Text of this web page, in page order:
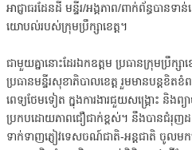
អាជ្ញាធរដែនដី មន្ទីរ/អង្គភាព/ពាក់ព័ន្ធបានទ
យោបល់របស់ក្រុមប្រឹក្សាខេត្ត។
ជាមួយគ្នានោះដែរឯកឧត្តម ប្រធានក្រុមប្រឹក្សា
ប្រធានមន្ទីរសុខាភិបាលខេត្ត រួមមានបន្តខិត
ពេទ្យថែមទៀត ក្នុងការងារជួយសង្គ្រោះ និងព្
ប្រកបដោយភាពជឿជាក់ខ្ពស់។ នឹងបានជំរុញ
ទាក់ទាញភ្ញៀវទេសចណ៍ជាតិ-អន្តជាតិ ចូលម